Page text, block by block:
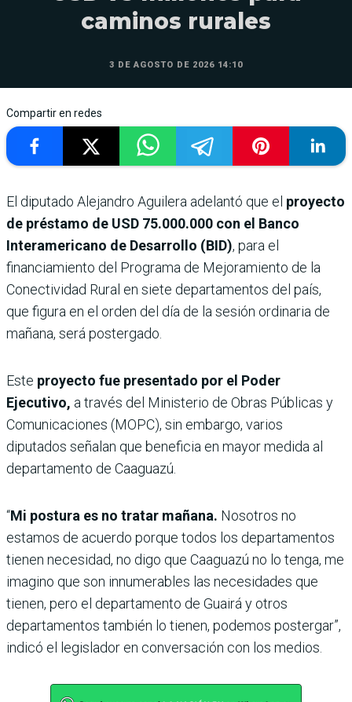
caminos rurales
3 DE AGOSTO DE 2026 14:10
Compartir en redes
El diputado Alejandro Aguilera adelantó que el proyecto
de préstamo de USD 75.000.000 con el Banco
Interamericano de Desarrollo (BID), para el
financiamiento del Programa de Mejoramiento de la
Conectividad Rural en siete departamentos del país,
que figura en el orden del día de la sesión ordinaria de
mañana, será postergado.
Este proyecto fue presentado por el Poder
Ejecutivo, a través del Ministerio de Obras Públicas y
Comunicaciones (MOPC), sin embargo, varios
diputados señalan que beneficia en mayor medida al
departamento de Caaguazú.
“Mi postura es no tratar mañana. Nosotros no
estamos de acuerdo porque todos los departamentos
tienen necesidad, no digo que Caaguazú no lo tenga, me
imagino que son innumerables las necesidades que
tienen, pero el departamento de Guairá y otros
departamentos también lo tienen, podemos postergar”,
indicó el legislador en conversación con los medios.